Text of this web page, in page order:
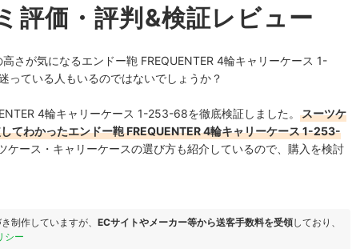
価・評判&検証レビュー
さが気になるエンドー鞄 FREQUENTER 4輪キャリーケース 1-
ている人もいるのではないでしょうか？
4輪キャリーケース 1-253-68を徹底検証しました。
スーツケ
てわかったエンドー鞄 FREQUENTER 4輪キャリーケース 1-253-
ケース・キャリーケースの選び方も紹介しているので、購入を検討
制作していますが、 ECサイトやメーカー等から送客手数料を受領しており、
シー